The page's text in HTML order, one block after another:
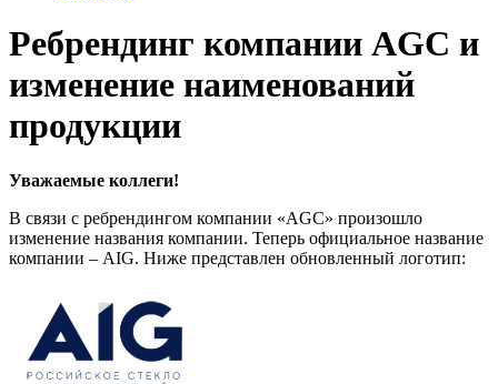
Ребрендинг компании AGC и
изменение наименований
продукции
Уважаемые коллеги!
В связи с ребрендингом компании «AGC» произошло
изменение названия компании. Теперь официальное название
компании – AIG. Ниже представлен обновленный логотип: